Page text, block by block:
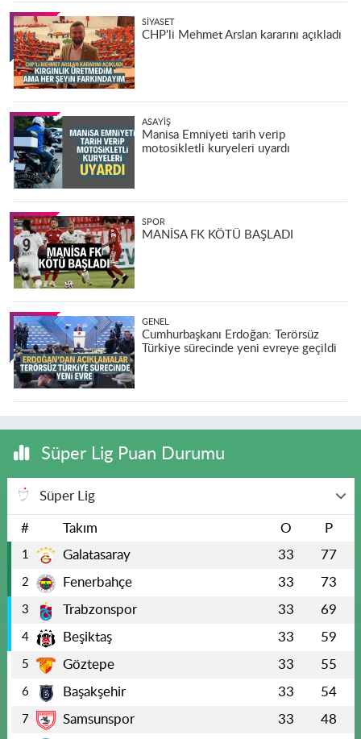
SIYASET
CHP'li Mehmet Arslan kararını açıkladı
ASAYIŞ
Manisa Emniyeti tarih verip
motosikletli kuryeleri uyardı
SPOR
MANİSA FK KÖTÜ BAŞLADI
GENEL
Cumhurbaşkanı Erdoğan: Terörsüz
Türkiye sürecinde yeni evreye geçildi
Süper Lig Puan Durumu
Süper Lig
# Takım O P
1 Galatasaray 33 77
2 Fenerbahçe 33 73
3 Trabzonspor 33 69
4 Beşiktaş 33 59
5 Göztepe 33 55
6 Başakşehir 33 54
7 Samsunspor 33 48